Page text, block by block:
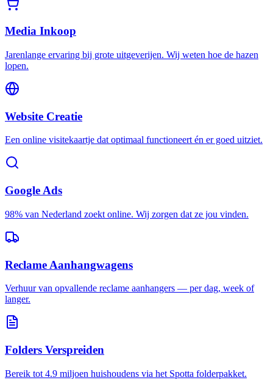
Media Inkoop
Jarenlange ervaring bij grote uitgeverijen. Wij weten hoe de hazen
lopen.
Website Creatie
Een online visitekaartje dat optimaal functioneert én er goed uitziet.
Google Ads
98% van Nederland zoekt online. Wij zorgen dat ze jou vinden.
Reclame Aanhangwagens
Verhuur van opvallende reclame aanhangers — per dag, week of
langer.
Folders Verspreiden
Bereik tot 4.9 miljoen huishoudens via het Spotta folderpakket.